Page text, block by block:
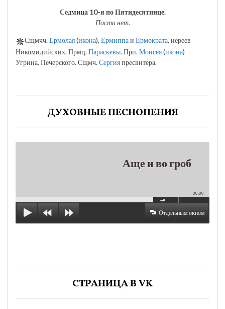
Седмица 10-я по Пятидесятнице.
Поста нет.
Сщмчч.Ермолая(икона), Ермиппаи Ермократа, иереев
Никомидийских. Прмц.Параскевы. Прп.Моисея(икона)
Угрина, Печерского. Сщмч.Сергияпресвитера.
ДУХОВНЫЕ ПЕСНОПЕНИЯ
Аще и во гроб
00:00
Отдельным окном
СТРАНИЦА В VK